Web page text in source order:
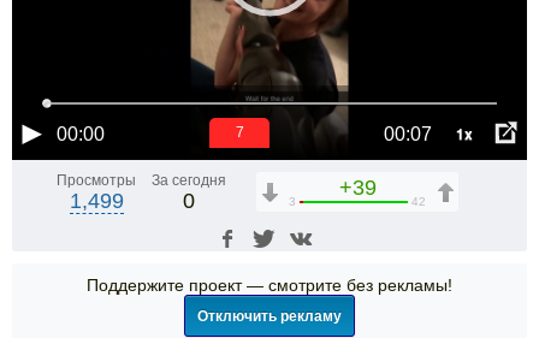
00:00 00:07 1x
6
Просмотры
1,499
За сегодня
0
+39
3 42
Поддержите проект — смотрите без рекламы!
Отключить рекламу